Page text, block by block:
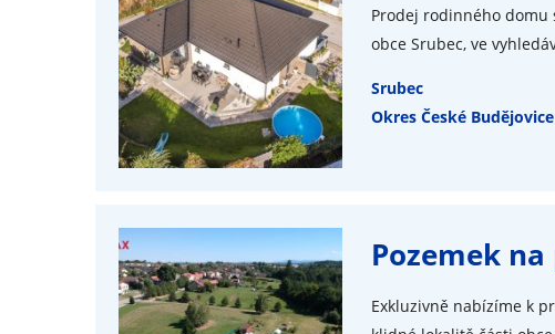
Prodej rodinného domu
obce Srubec, ve
Srubec
Okres České Budějovice
Pozemek
Exkluzivně nabízíme k